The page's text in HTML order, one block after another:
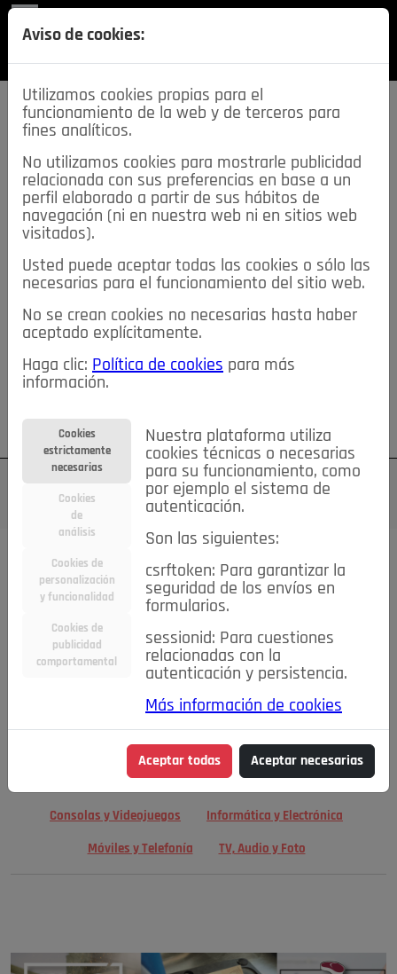
SECCIONES
descarga esta
REVISTA
≡NOTICIAS
NOTICIAS SERVICIOS DE INTERÉS
TABLÓN DE ANUNCIOS MIS ANUNCIOS CONTACTO
NOSOTROS
Su cuenta Regístrese ¿Olvidó su contraseña?
TODAS Deporte Bicicletas Deportes y Ocio
Electrodomésticos
Niños y Bebés Inmobiliaria Construcción y Reformas
Moda Accesorios Ropa Motor
Motor y Accesorios Motos Ocio
Cine, Libros y Música Coleccionismo Otros
Consolas y Videojuegos Informática y Electrónica
Móviles y Telefonía TV, Audio y Foto
Aviso de cookies:
Utilizamos cookies propias para el
funcionamiento de la web y de terceros para
fines analíticos.
No utilizamos cookies para mostrarle publicidad
relacionada con sus preferencias en base a un
perfil elaborado a partir de sus hábitos de
navegación (ni en nuestra web ni en sitios web
visitados).
Usted puede aceptar todas las cookies o sólo las
necesarias para el funcionamiento del sitio web.
No se crean cookies no necesarias hasta haber
aceptado explícitamente.
Haga clic: Política de cookies para más
información.
Cookies
estrictamente
necesarias
Cookies
de
análisis
Cookies de
personalización
y funcionalidad
Cookies de
publicidad
comportamental
Nuestra plataforma utiliza
cookies técnicas o necesarias
para su funcionamiento, como
por ejemplo el sistema de
autenticación.
Son las siguientes:
csrftoken: Para garantizar la
seguridad de los envíos en
formularios.
sessionid: Para cuestiones
relacionadas con la
autenticación y persistencia.
Más información de cookies
Aceptar todas Aceptar necesarias